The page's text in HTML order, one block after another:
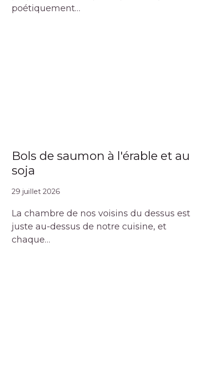
poétiquement…
Bols de saumon à l'érable et au
soja
29 juillet 2026
La chambre de nos voisins du dessus est
juste au-dessus de notre cuisine, et
chaque…